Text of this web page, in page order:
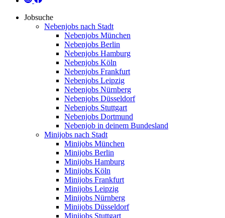
Jobsuche
Nebenjobs nach Stadt
Nebenjobs München
Nebenjobs Berlin
Nebenjobs Hamburg
Nebenjobs Köln
Nebenjobs Frankfurt
Nebenjobs Leipzig
Nebenjobs Nürnberg
Nebenjobs Düsseldorf
Nebenjobs Stuttgart
Nebenjobs Dortmund
Nebenjob in deinem Bundesland
Minijobs nach Stadt
Minijobs München
Minijobs Berlin
Minijobs Hamburg
Minijobs Köln
Minijobs Frankfurt
Minijobs Leipzig
Minijobs Nürnberg
Minijobs Düsseldorf
Minijobs Stuttgart